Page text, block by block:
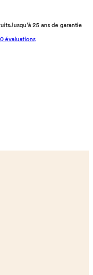
Jusqu’à 25 ans de garantie
évaluations